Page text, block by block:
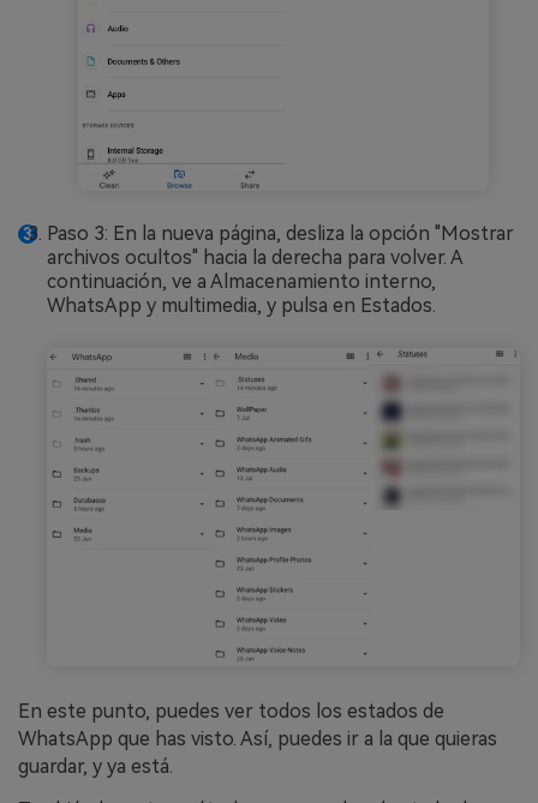
Paso 3: En la nueva página, desliza la opción "Mostrar
archivos ocultos" hacia la derecha para volver. A
continuación, ve a Almacenamiento interno,
WhatsApp y multimedia, y pulsa en Estados.
En este punto, puedes ver todos los estados de
WhatsApp que has visto. Así, puedes ir a la que quieras
guardar, y ya está.